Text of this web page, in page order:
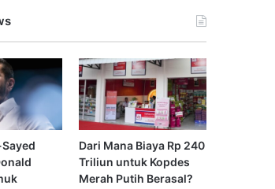
Dari Mana Biaya Rp 240
Triliun untuk Kopdes
Merah Putih Berasal?